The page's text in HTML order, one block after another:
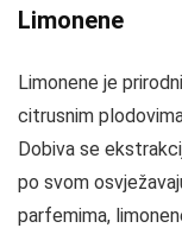
Limonene
Limonene je
citrusnim
Dobiva se
po svom
parfemima,